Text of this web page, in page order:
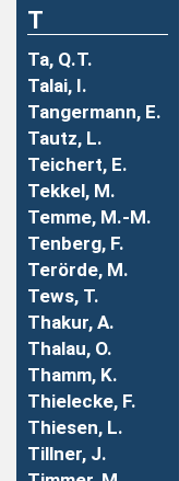
T
Ta, Q.T.
Talai, I.
Tangermann, E.
Tautz, L.
Teichert, E.
Tekkel, M.
Temme, M.-M.
Tenberg, F.
Terörde, M.
Tews, T.
Thakur, A.
Thalau, O.
Thamm, K.
Thielecke, F.
Thiesen, L.
Tillner, J.